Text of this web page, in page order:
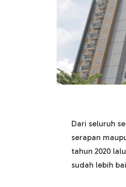
Dari seluruh
serapan
tahun 2020
sudah lebih